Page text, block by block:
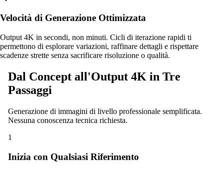
Velocità di Generazione Ottimizzata
Output 4K in secondi, non minuti. Cicli di iterazione rapidi ti
permettono di esplorare variazioni, raffinare dettagli e rispettare
scadenze strette senza sacrificare risoluzione o qualità.
Dal Concept all'Output 4K in Tre
Passaggi
Generazione di immagini di livello professionale semplificata.
Nessuna conoscenza tecnica richiesta.
1
Inizia con Qualsiasi Riferimento